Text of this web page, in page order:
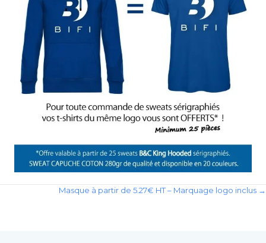
Masque à partir de 5.27€ HT – Marquage logo inclus →